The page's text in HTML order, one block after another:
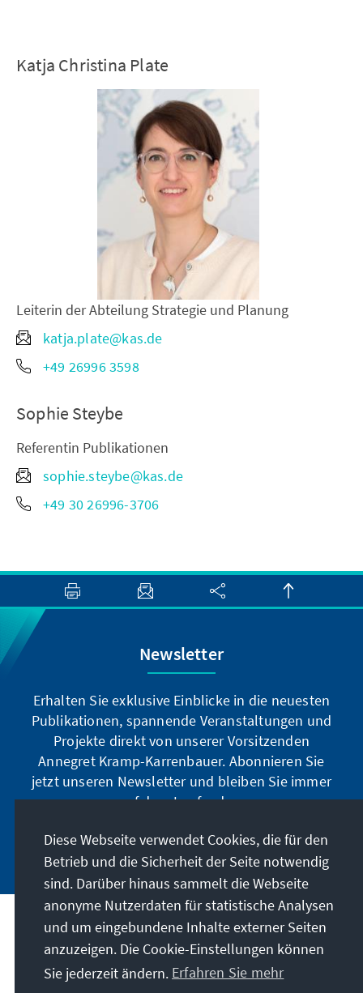
Katja Christina Plate
Leiterin der Abteilung Strategie und Planung
katja.plate@kas.de
+49 26996 3598
Sophie Steybe
Referentin Publikationen
sophie.steybe@kas.de
+49 30 26996-3706
Newsletter
Erhalten Sie exklusive Einblicke in die neuesten
Publikationen, spannende Veranstaltungen und
Projekte direkt von unserer Vorsitzenden
Annegret Kramp-Karrenbauer. Abonnieren Sie
jetzt unseren Newsletter und bleiben Sie immer
auf dem Laufenden.
Jetzt abonnieren
Unser Auftrag
Kontakt
Diese Webseite verwendet Cookies, die für den
Betrieb und die Sicherheit der Seite notwendig
sind. Darüber hinaus sammelt die Webseite
anonyme Nutzerdaten für statistische Analysen
und um eingebundene Inhalte externer Seiten
anzuzeigen. Die Cookie-Einstellungen können
Sie jederzeit ändern. Erfahren Sie mehr